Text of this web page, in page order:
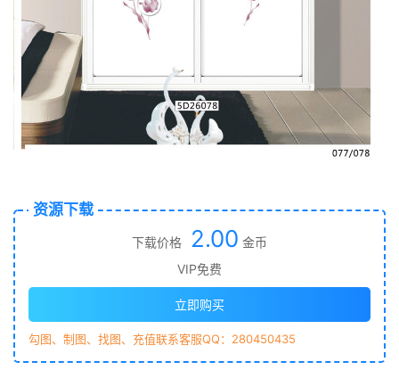
资源下载
下载价格 2.00 金币
VIP免费
立即购买
勾图、制图、找图、充值联系客服QQ：280450435